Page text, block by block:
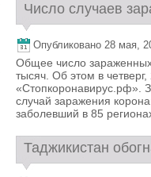
Число случаев
Опубликовано 28 мая,
Общее число
тысяч. Об этом в
«Стопкоронавирус.рф».
случай заражения
заболевший в 85
Таджикистан